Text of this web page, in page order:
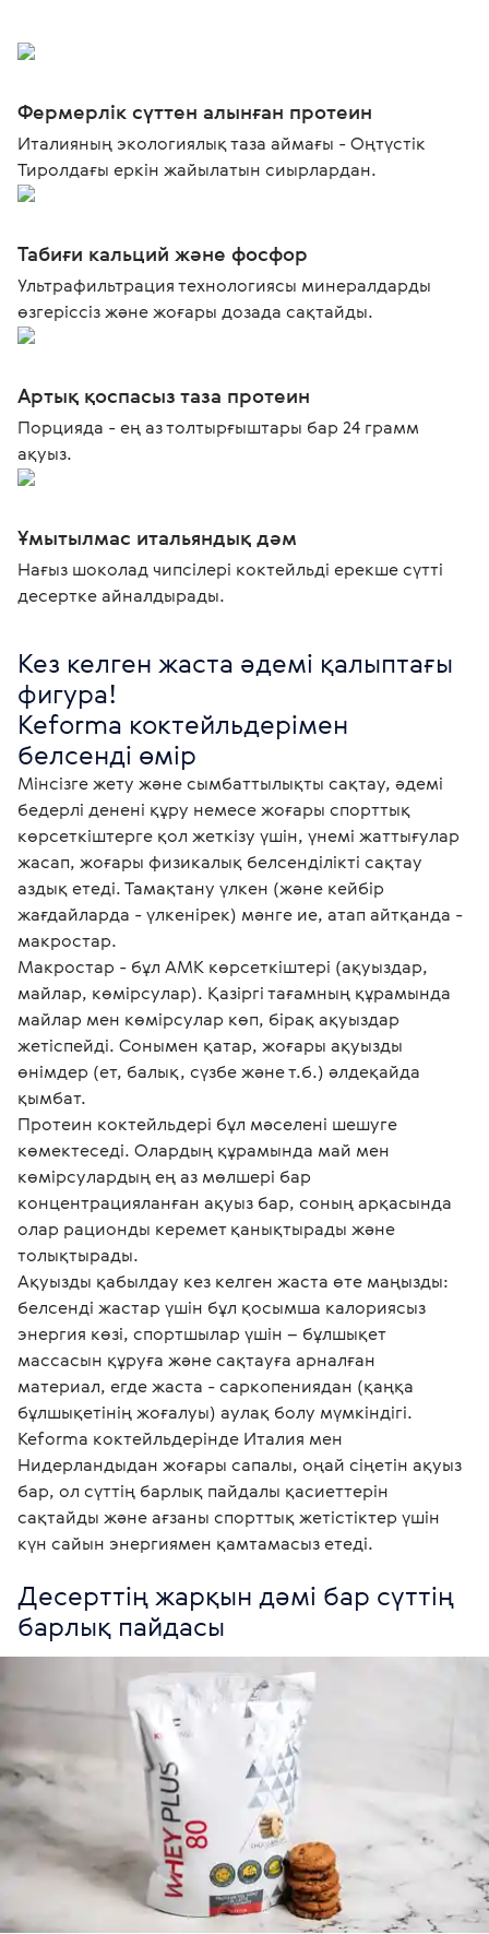
Фермерлік сүттен алынған протеин
Италияның экологиялық таза аймағы - Оңтүстік
Тиролдағы еркін жайылатын сиырлардан.
Табиғи кальций және фосфор
Ультрафильтрация технологиясы минералдарды
өзгеріссіз және жоғары дозада сақтайды.
Артық қоспасыз таза протеин
Порцияда - ең аз толтырғыштары бар 24 грамм
ақуыз.
Ұмытылмас итальяндық дәм
Нағыз шоколад чипсілері коктейльді ерекше сүтті
десертке айналдырады.
Кез келген жаста әдемі қалыптағы
фигура!
Keforma коктейльдерімен
белсенді өмір
Мінсізге жету және сымбаттылықты сақтау, әдемі
бедерлі денені құру немесе жоғары спорттық
көрсеткіштерге қол жеткізу үшін, үнемі жаттығулар
жасап, жоғары физикалық белсенділікті сақтау
аздық етеді. Тамақтану үлкен (және кейбір
жағдайларда - үлкенірек) мәнге ие, атап айтқанда -
макростар.
Макростар - бұл АМК көрсеткіштері (ақуыздар,
майлар, көмірсулар). Қазіргі тағамның құрамында
майлар мен көмірсулар көп, бірақ ақуыздар
жетіспейді. Сонымен қатар, жоғары ақуызды
өнімдер (ет, балық, сүзбе және т.б.) әлдеқайда
қымбат.
Протеин коктейльдері бұл мәселені шешуге
көмектеседі. Олардың құрамында май мен
көмірсулардың ең аз мөлшері бар
концентрацияланған ақуыз бар, соның арқасында
олар рационды керемет қанықтырады және
толықтырады.
Ақуызды қабылдау кез келген жаста өте маңызды:
белсенді жастар үшін бұл қосымша калориясыз
энергия көзі, спортшылар үшін – бұлшықет
массасын құруға және сақтауға арналған
материал, егде жаста - саркопениядан (қаңқа
бұлшықетінің жоғалуы) аулақ болу мүмкіндігі.
Keforma коктейльдерінде Италия мен
Нидерландыдан жоғары сапалы, оңай сіңетін ақуыз
бар, ол сүттің барлық пайдалы қасиеттерін
сақтайды және ағзаны спорттық жетістіктер үшін
күн сайын энергиямен қамтамасыз етеді.
Десерттің жарқын дәмі бар сүттің
барлық пайдасы